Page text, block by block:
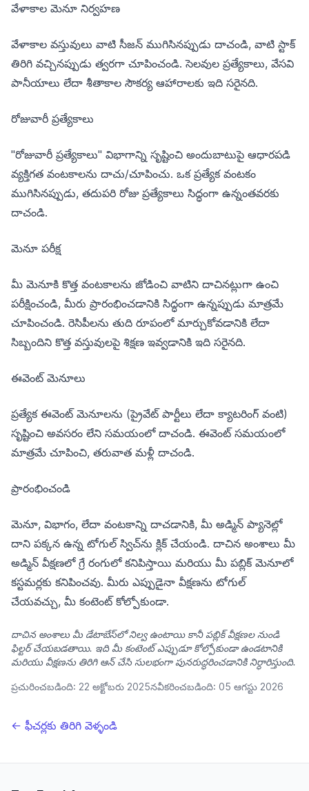
వేళాకాల మెనూ నిర్వహణ
వేళాకాల వస్తువులు వాటి సీజన్ ముగిసినప్పుడు దాచండి, వాటి స్టాక్
తిరిగి వచ్చినప్పుడు త్వరగా చూపించండి. సెలవుల ప్రత్యేకాలు, వేసవి
పానీయాలు లేదా శీతాకాల సౌకర్య ఆహారాలకు ఇది సరైనది.
రోజువారీ ప్రత్యేకాలు
"రోజువారీ ప్రత్యేకాలు" విభాగాన్ని సృష్టించి అందుబాటుపై ఆధారపడి
వ్యక్తిగత వంటకాలను దాచు/చూపించు. ఒక ప్రత్యేక వంటకం
ముగిసినప్పుడు, తదుపరి రోజు ప్రత్యేకాలు సిద్ధంగా ఉన్నంతవరకు
దాచండి.
మెనూ పరీక్ష
మీ మెనూకి కొత్త వంటకాలను జోడించి వాటిని దాచినట్లుగా ఉంచి
పరీక్షించండి, మీరు ప్రారంభించడానికి సిద్ధంగా ఉన్నప్పుడు మాత్రమే
చూపించండి. రెసిపీలను తుది రూపంలో మార్చుకోవడానికి లేదా
సిబ్బందిని కొత్త వస్తువులపై శిక్షణ ఇవ్వడానికి ఇది సరైనది.
ఈవెంట్ మెనూలు
ప్రత్యేక ఈవెంట్ మెనూలను (ప్రైవేట్ పార్టీలు లేదా క్యాటరింగ్ వంటి)
సృష్టించి అవసరం లేని సమయంలో దాచండి. ఈవెంట్ సమయంలో
మాత్రమే చూపించి, తరువాత మళ్లీ దాచండి.
ప్రారంభించండి
మెనూ, విభాగం, లేదా వంటకాన్ని దాచడానికి, మీ అడ్మిన్ ప్యానెల్లో
దాని పక్కన ఉన్న టోగుల్ స్విచ్‌ను క్లిక్ చేయండి. దాచిన అంశాలు మీ
అడ్మిన్ వీక్షణలో గ్రే రంగులో కనిపిస్తాయి మరియు మీ పబ్లిక్ మెనూలో
కస్టమర్లకు కనిపించవు. మీరు ఎప్పుడైనా వీక్షణను టోగుల్
చేయవచ్చు, మీ కంటెంట్ కోల్పోకుండా.
దాచిన అంశాలు మీ డేటాబేస్‌లో నిల్వ ఉంటాయి కానీ పబ్లిక్ వీక్షణల నుండి
ఫిల్టర్ చేయబడతాయి. ఇది మీ కంటెంట్ ఎప్పుడూ కోల్పోకుండా ఉండటానికి
మరియు వీక్షణను తిరిగి ఆన్ చేసి సులభంగా పునరుద్ధరించడానికి నిర్ధారిస్తుంది.
ప్రచురించబడింది: 22 అక్టోబరు 2025నవీకరించబడింది: 05 ఆగస్టు 2026
← ఫీచర్లకు తిరిగి వెళ్ళండి